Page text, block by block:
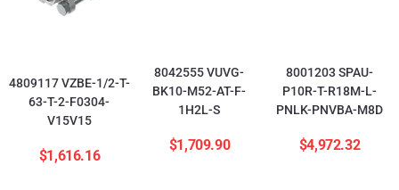
4809117 VZBE-1/2-T-
63-T-2-F0304-
V15V15
$1,616.16
8042555 VUVG-
BK10-M52-AT-F-
1H2L-S
$1,709.90
8001203 SPAU-
P10R-T-R18M-L-
PNLK-PNVBA-M8D
$4,972.32